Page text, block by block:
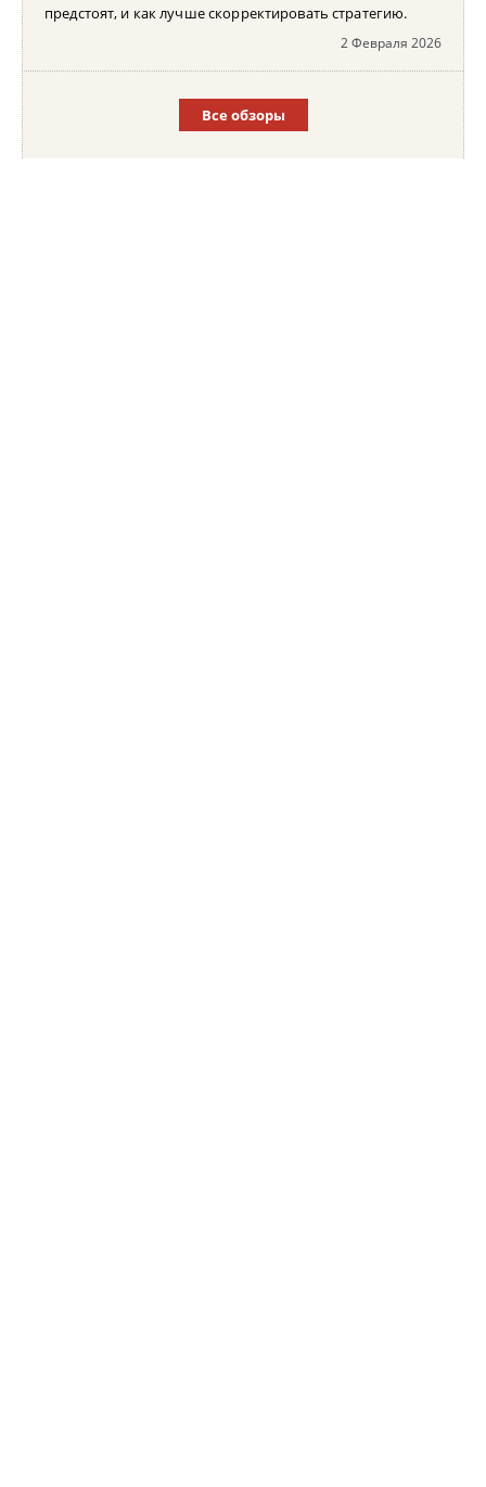
предстоят, и как лучше скорректировать стратегию.
2 Февраля 2026
Все обзоры